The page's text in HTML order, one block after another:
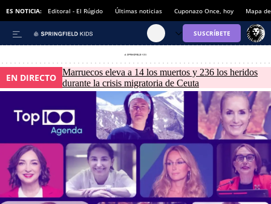
ES NOTICIA: Editoral - El Rúgido Últimas noticias Cuponazo Once, hoy Mapa
EN DIRECTO Marruecos eleva a 14 los muertos y 236 los heridos
durante la crisis migratoria de Ceuta